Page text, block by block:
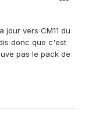
jour vers CM11 du
donc que c'est
pas le pack de